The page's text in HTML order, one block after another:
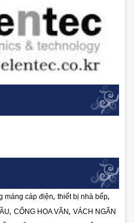
máng cáp điện, thiết bị nhà bếp,
, CỔNG HOA VĂN, VÁCH NGĂN